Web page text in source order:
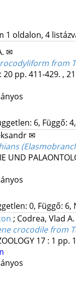
1 oldalon, 4
✉
from
: 20 pp. 411-429. ,
6, Függő:
✉
UND
0, Függő: 6,
; Codrea, Vlad A.
crocodile from
17: 1 pp.